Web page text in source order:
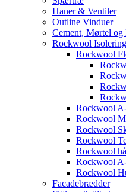
Haner & Ventiler
Outline Vinduer
Cement, Mørtel og
Rockwool Isolering
Rockwool
Rockwool
Rockwool
Rockwool
Rockwool
Rockwool
Rockwool
Rockwool
Facadebrædder